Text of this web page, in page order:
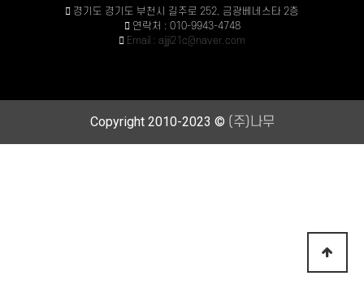
경기도 경기도 부천시 길주로 252, 금광베네스타 2층
연락처 : 010-9943-4748
Email : ajjji21c@naver.com
Copyright 2010-2023 © (주)나무